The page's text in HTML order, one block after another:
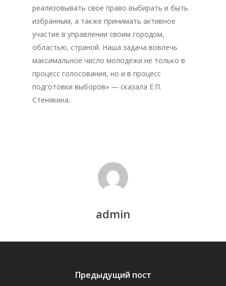
реализовывать свое право выбирать и быть
избранным, а также принимать активное
участие в управлении своим городом,
областью, страной. Наша задача вовлечь
максимальное число молодежи не только в
процесс голосования, но и в процесс
подготовки выборов» — сказала Е.П.
Стенякина.
admin
Предыдущий пост
История
Документация
Структура
Контакты